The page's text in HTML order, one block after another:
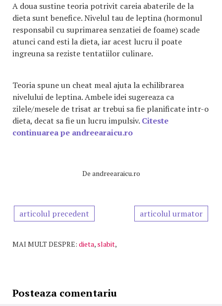
A doua sustine teoria potrivit careia abaterile de la
dieta sunt benefice. Nivelul tau de leptina (hormonul
responsabil cu suprimarea senzatiei de foame) scade
atunci cand esti la dieta, iar acest lucru il poate
ingreuna sa reziste tentatiilor culinare.
Teoria spune un cheat meal ajuta la echilibrarea
nivelului de leptina. Ambele idei sugereaza ca
zilele/mesele de trisat ar trebui sa fie planificate intr-o
dieta, decat sa fie un lucru impulsiv. Citeste
continuarea pe andreearaicu.ro
De andreearaicu.ro
articolul precedent articolul urmator
MAI MULT DESPRE: dieta, slabit,
Posteaza comentariu